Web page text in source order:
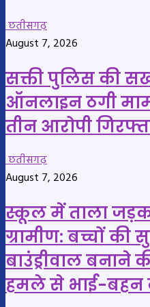
छतीसगढ़
August 7, 2026
सक्ती पुलिस की
ऑनलाइन ठगी
तीन आरोपी
छतीसगढ़
August 7, 2026
स्कूल में ताला
ग्रामीण: बच्चों की
बाउंड्रीवाल बनाने
हमले से भाई-बहन